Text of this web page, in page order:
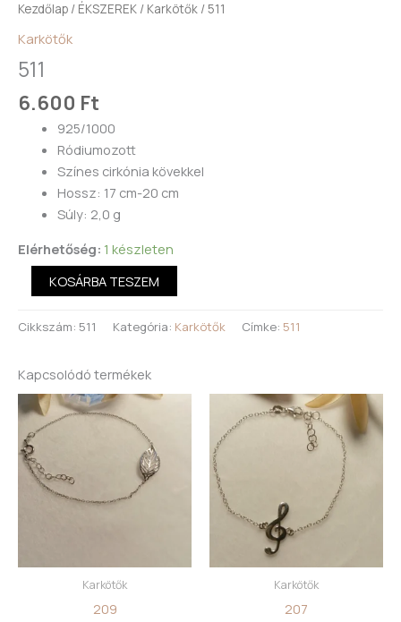
Kezdőlap / ÉKSZEREK / Karkötők / 511
Karkötők
511
6.600 Ft
925/1000
Ródiumozott
Színes cirkónia kövekkel
Hossz: 17 cm-20 cm
Súly: 2,0 g
Elérhetőség: 1 készleten
KOSÁRBA TESZEM
Cikkszám: 511 Kategória: Karkötők Címke: 511
Kapcsolódó termékek
Karkötők
209
Karkötők
207